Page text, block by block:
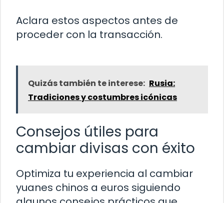
Aclara estos aspectos antes de
proceder con la transacción.
Quizás también te interese: Rusia:
Tradiciones y costumbres icónicas
Consejos útiles para
cambiar divisas con éxito
Optimiza tu experiencia al cambiar
yuanes chinos a euros siguiendo